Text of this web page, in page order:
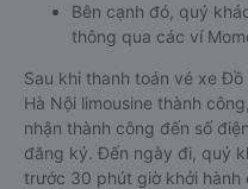
Bên cạnh đó, quý
thông qua các ví
Sau khi thanh toán vé xe
Hà Nội limousine thành
nhận thành công đến số
đăng ký. Đến ngày đi, quý
trước 30 phút giờ khởi hành